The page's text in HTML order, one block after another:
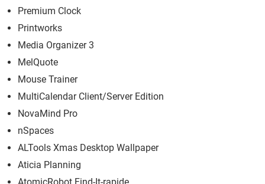
Premium Clock
Printworks
Media Organizer 3
MelQuote
Mouse Trainer
MultiCalendar Client/Server Edition
NovaMind Pro
nSpaces
ALTools Xmas Desktop Wallpaper
Aticia Planning